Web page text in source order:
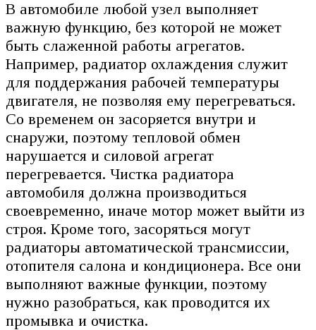
В автомобиле любой узел выполняет
важную функцию, без которой не может
быть слаженной работы агрегатов.
Например, радиатор охлаждения служит
для поддержания рабочей температуры
двигателя, не позволяя ему перегреваться.
Со временем он засоряется внутри и
снаружи, поэтому тепловой обмен
нарушается и силовой агрегат
перегревается. Чистка радиатора
автомобиля должна производиться
своевременно, иначе мотор может выйти из
строя. Кроме того, засоряться могут
радиаторы автоматической трансмиссии,
отопителя салона и кондиционера. Все они
выполняют важные функции, поэтому
нужно разобраться, как проводится их
промывка и очистка.